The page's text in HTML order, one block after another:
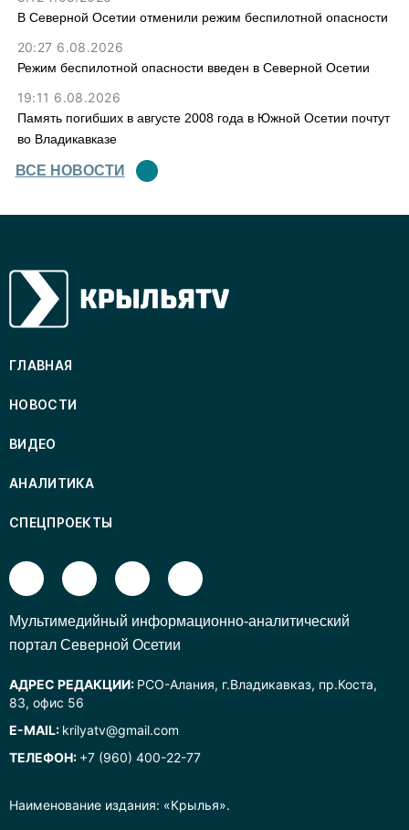
В Северной Осетии отменили режим беспилотной опасности
20:27 6.08.2026
Режим беспилотной опасности введен в Северной Осетии
19:11 6.08.2026
Память погибших в августе 2008 года в Южной Осетии почтут
во Владикавказе
ВСЕ НОВОСТИ
Наименование издания: «Крылья».
ГЛАВНАЯ
НОВОСТИ
ВИДЕО
АНАЛИТИКА
СПЕЦПРОЕКТЫ
Mультимедийный информационно-аналитический
портал Северной Осетии
АДРЕС РЕДАКЦИИ: РСО-Алания, г.Владикавказ, пр.Коста,
83, офис 56
E-MAIL: krilyatv@gmail.com
ТЕЛЕФОН: +7 (960) 400-22-77